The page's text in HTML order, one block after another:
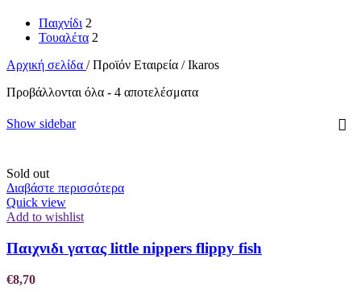
Παιχνίδι 2
Τουαλέτα 2
Αρχική σελίδα / Προϊόν Εταιρεία / Ikaros
Προβάλλονται όλα - 4 αποτελέσματα
Show sidebar
Sold out
Διαβάστε περισσότερα
Quick view
Add to wishlist
Παιχνιδι γατας little nippers flippy fish
€8,70